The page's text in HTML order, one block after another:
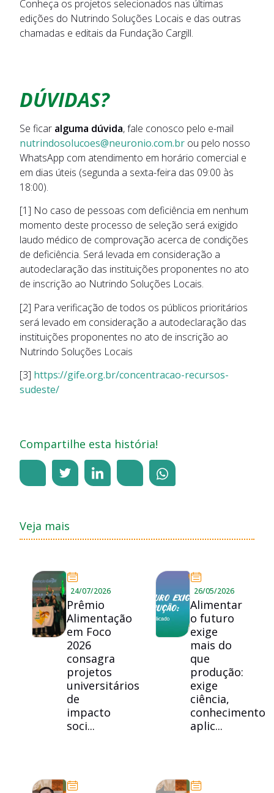
Conheça os projetos selecionados nas últimas
edições do Nutrindo Soluções Locais e das outras
chamadas e editais da Fundação Cargill.
DÚVIDAS?
Se ficar alguma dúvida, fale conosco pelo e-mail
nutrindosolucoes@neuronio.com.br ou pelo nosso
WhatsApp com atendimento em horário comercial e
em dias úteis (segunda a sexta-feira das 09:00 às
18:00).
[1] No caso de pessoas com deficiência em nenhum
momento deste processo de seleção será exigido
laudo médico de comprovação acerca de condições
de deficiência. Será levada em consideração a
autodeclaração das instituições proponentes no ato
de inscrição ao Nutrindo Soluções Locais.
[2] Para verificação de todos os públicos prioritários
será levado em consideração a autodeclaração das
instituições proponentes no ato de inscrição ao
Nutrindo Soluções Locais
[3] https://gife.org.br/concentracao-recursos-
sudeste/
Compartilhe esta história!
Veja mais
24/07/2026
Prêmio
Alimentação
em Foco
2026
consagra
projetos
universitários
de
impacto
soci...
26/05/2026
Alimentar
o futuro
exige
mais do
que
produção:
exige
ciência,
conhecimento
aplic...